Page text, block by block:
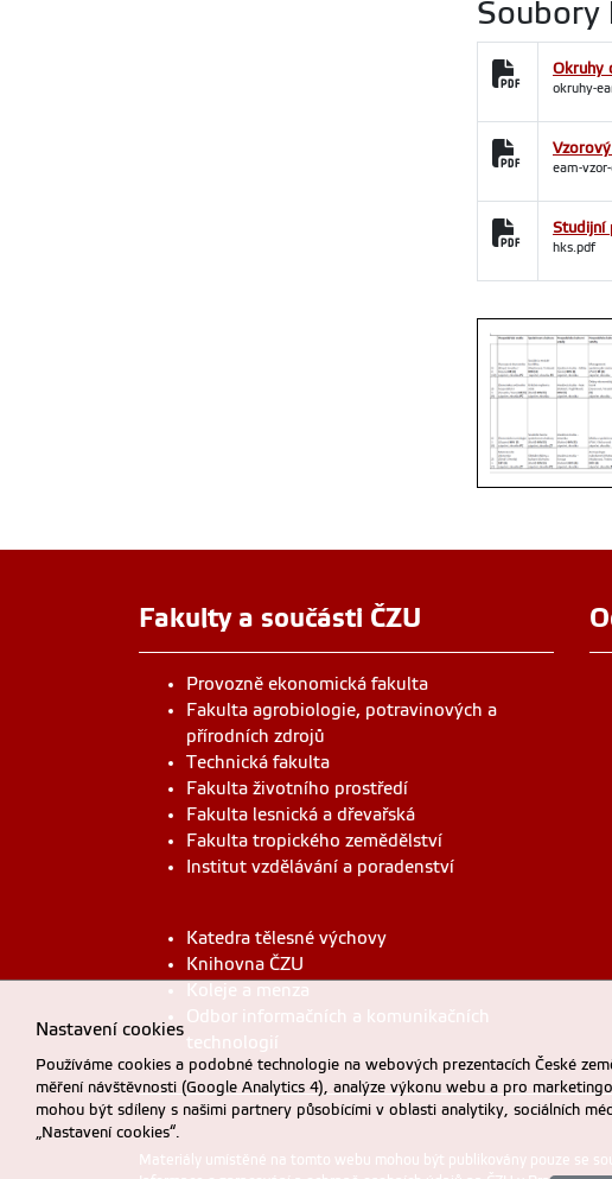
Soubory
Okruhy
okruhy-
eam-
Studijní
hks.pdf
Fakulty a součásti ČZU
Provozně ekonomická fakulta
Fakulta agrobiologie, potravinových a
přírodních zdrojů
Technická fakulta
Fakulta životního prostředí
Fakulta lesnická a dřevařská
Fakulta tropického zemědělství
Institut vzdělávání a poradenství
Katedra tělesné výchovy
Knihovna ČZU
Koleje a menza
Odbor informačních a komunikačních
technologií
Materiály umístěné na tomto webu mohou být publikovány pouze se
Nastavení cookies
Používáme cookies a podobné technologie na webových prezentacích České
měření návštěvnosti (Google Analytics 4), analýze výkonu webu a pro
mohou být sdíleny s našimi partnery působícími v oblasti analytiky, sociálních
„Nastavení cookies“.